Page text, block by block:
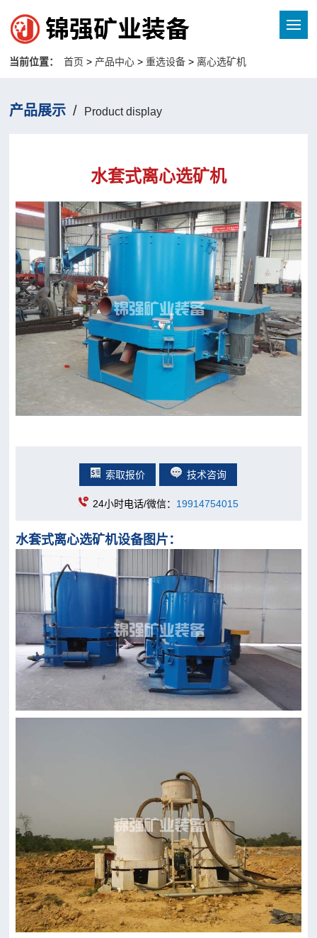
当前位置： 首页 > 产品中心> 重选设备> 离心选矿机
产品展示 / Product display
水套式离心选矿机
索取报价 技术咨询
24小时电话/微信： 19914754015
水套式离心选矿机设备图片：